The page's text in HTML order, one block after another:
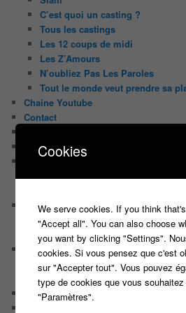
C’est quoi un casting ?
Tous les castings
Les 12 coups de midi
Les Z’Amours
N’oubliez Pas Les Paroles
Tout le monde veut prendre sa
Chaine Youtube
Contact
Le candidat masqué
Le trombinoscope des Joueurs
Géraldine multirécidiviste des
Les coulisses des jeux
Les caméras d’un jeu plateau
Un plateau de jeu télévisé coûte
Les interviews de Lora
Quand Lora rencontre Aline elles
Quand Lora papote avec Franck,
NewsLetter
Cookies
We serve cookies. If you think
"Accept all". You can also choose
you want by clicking "Settings".
cookies. Si vous pensez que c'est
sur "Accepter tout". Vous pouvez
type de cookies que vous
"Paramètres".